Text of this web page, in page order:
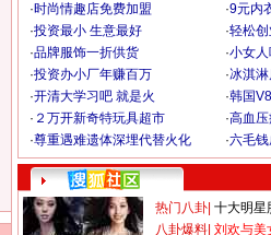
·时尚情趣店免费加盟 ·9元内
·投资最小 生意最好 ·轻松
·品牌服饰一折供货 ·小女
·投资办小厂年赚百万 ·冰淇淋
·开清大学习吧 就是火 ·韩国
· ２万开新奇特玩具超市 ·高血
·尊重遇难遗体深埋代替火化 ·六毛
热门八卦 十大明星
八卦爆料 刘欢与美